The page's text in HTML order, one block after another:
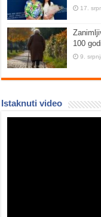
17.
100
9.
Istaknuti video